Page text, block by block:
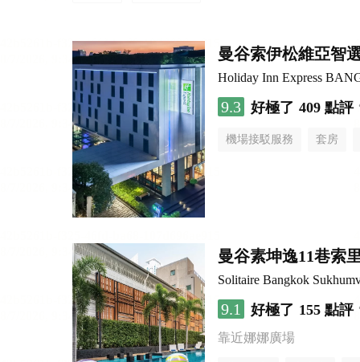
曼谷索伊松維亞智
Holiday Inn Express
9.3 好極了 409 點評
機場接駁服務 套房
曼谷素坤逸11巷索
Solitaire Bangkok
9.1 好極了 155 點評
靠近娜娜廣場